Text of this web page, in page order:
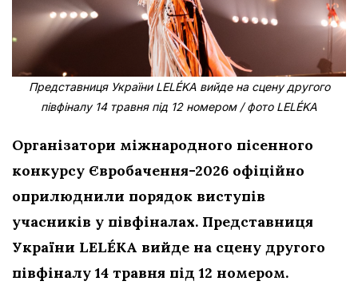
Представниця України LELÉKA вийде на сцену другого
півфіналу 14 травня під 12 номером / фото LELÉKA
Організатори міжнародного пісенного
конкурсу Євробачення-2026 офіційно
оприлюднили порядок виступів
учасників у півфіналах. Представниця
України LELÉKA вийде на сцену другого
півфіналу 14 травня під 12 номером.